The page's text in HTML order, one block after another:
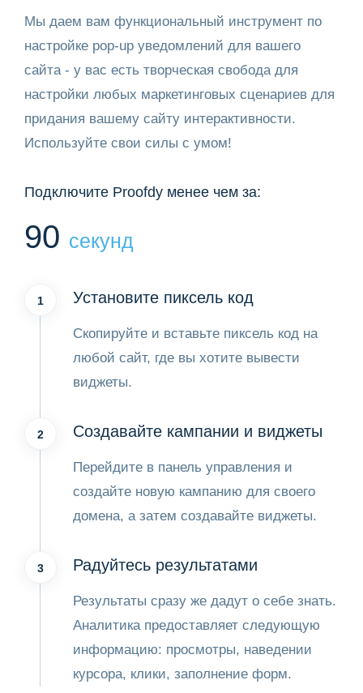
Мы даем вам функциональный инструмент по
настройке pop-up уведомлений для вашего
сайта - у вас есть творческая свобода для
настройки любых маркетинговых сценариев для
придания вашему сайту интерактивности.
Используйте свои силы с умом!
Подключите Proofdy менее чем за:
90 секунд
1 Установите пиксель код
Скопируйте и вставьте пиксель код на
любой сайт, где вы хотите вывести
виджеты.
2 Создавайте кампании и виджеты
Перейдите в панель управления и
создайте новую кампанию для своего
домена, а затем создавайте виджеты.
3 Радуйтесь результатами
Результаты сразу же дадут о себе знать.
Аналитика предоставляет следующую
информацию: просмотры, наведении
курсора, клики, заполнение форм.